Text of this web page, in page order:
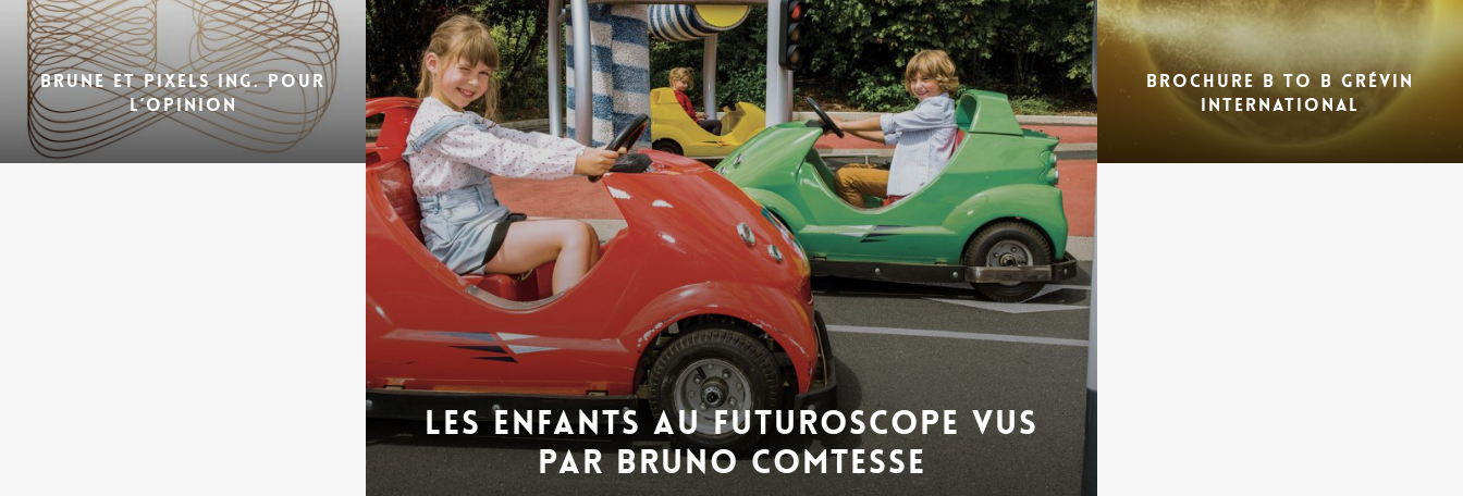
BRUNE ET PIXELS ING. POUR
L’OPINION
LES ENFANTS AU FUTUROSCOPE VUS
PAR BRUNO COMTESSE
BROCHURE B TO B GRÉVIN
INTERNATIONAL